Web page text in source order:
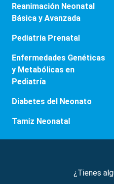
Reanimación Neonatal
Básica y Avanzada
Pediatría Prenatal
Enfermedades Genéticas
y Metabólicas en
Pediatría
Diabetes del Neonato
Tamiz Neonatal
¿Tienes